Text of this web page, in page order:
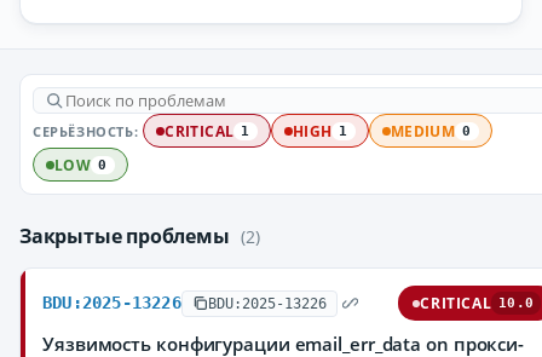
СЕРЬЁЗНОСТЬ: CRITICAL 1 HIGH 1 MEDIUM 0
LOW 0
Закрытые проблемы (2)
BDU:2025-13226 BDU:2025-13226 CRITICAL 10.0
Уязвимость конфигурации email_err_data on прокси-